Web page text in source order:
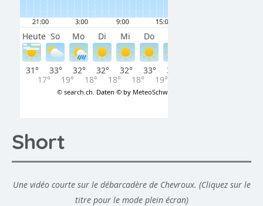
Short
Une vidéo courte sur le débarcadère de Chevroux. (Cliquez sur le
titre pour le mode plein écran)